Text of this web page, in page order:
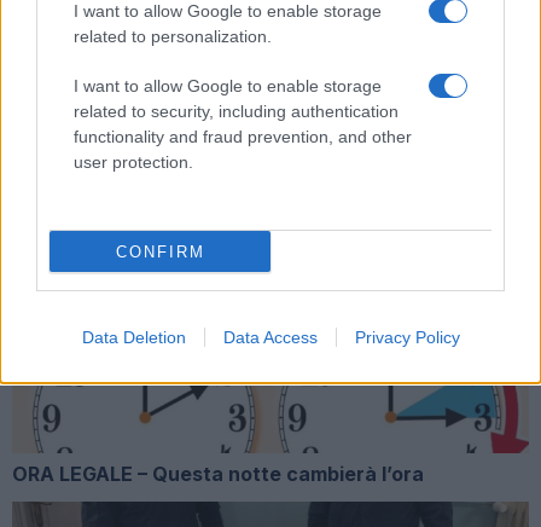
I want to allow Google to enable storage
related to personalization.
I want to allow Google to enable storage
related to security, including authentication
functionality and fraud prevention, and other
user protection.
CONFIRM
Data Deletion Data Access Privacy Policy
ARTICOLI CORRELATI
ULTIM’ORA – Coronavirus, fine dello stop della Costa
Smeralda a Civitavecchia
ORA LEGALE – Questa notte cambierà l’ora